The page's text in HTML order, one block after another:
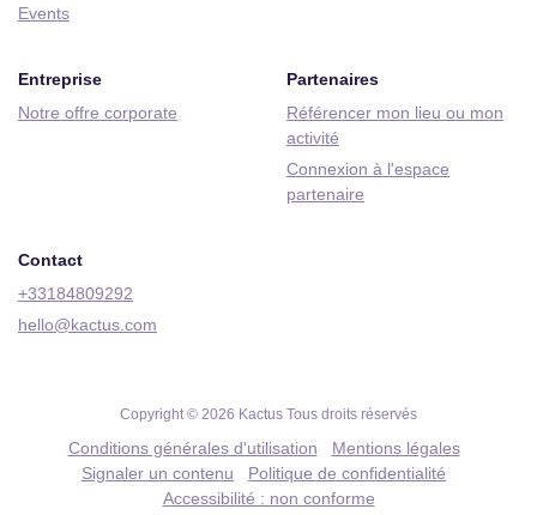
Events
Entreprise
Notre offre corporate
Partenaires
Référencer mon lieu ou mon
activité
Connexion à l'espace
partenaire
Contact
+33184809292
hello@kactus.com
Copyright © 2026 Kactus Tous droits réservés
Conditions générales d'utilisation
Mentions légales
Signaler un contenu
Politique de confidentialité
Accessibilité : non conforme